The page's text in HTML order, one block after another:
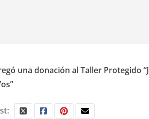
una donación al Taller Protegido “J